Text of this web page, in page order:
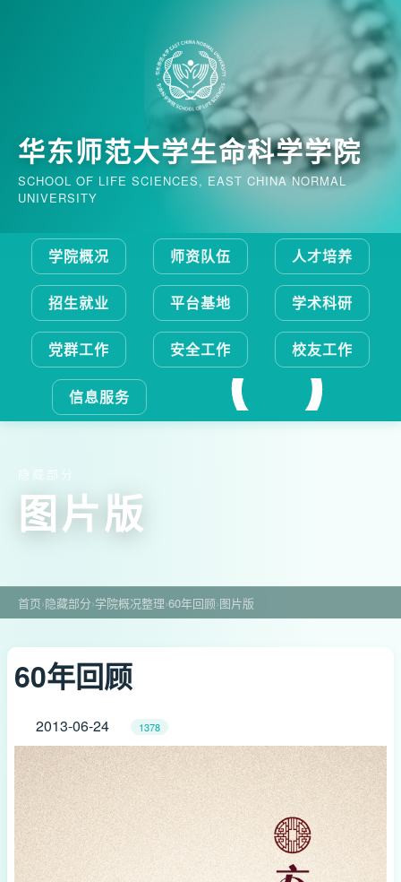
华东师范大学生命科学学院
SCHOOL OF LIFE SCIENCES, EAST CHINA NORMAL
UNIVERSITY
学院概况 师资队伍 人才培养
招生就业 平台基地 学术科研
党群工作 安全工作 校友工作
信息服务
隐藏部分
图片版
首页›隐藏部分›学院概况整理›60年回顾›图片版
60年回顾
2013-06-24 1378